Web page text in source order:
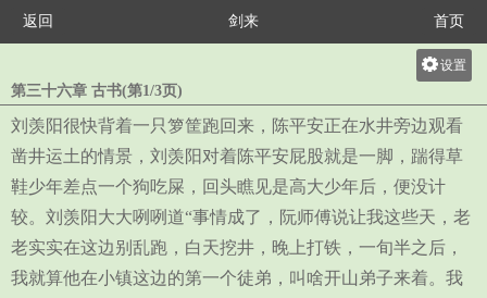
返回 剑来 首页
设置
大
中
小
第三十六章 古书(第1/3页)
刘羡阳很快背着一只箩筐跑回来，陈平安正在水井旁边观看
凿井运土的情景，刘羡阳对着陈平安屁股就是一脚，踹得草
鞋少年差点一个狗吃屎，回头瞧见是高大少年后，便没计
较。刘羡阳大大咧咧道“事情成了，阮师傅说让我这些天，老
老实实在这边别乱跑，白天挖井，晚上打铁，一旬半之后，
我就算他在小镇这边的第一个徒弟，叫啥开山弟子来着。我